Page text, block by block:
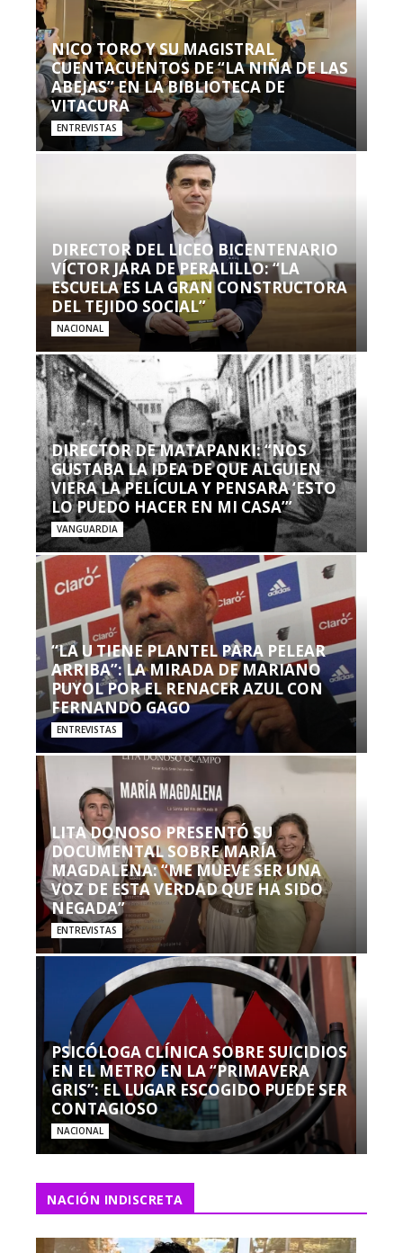
NICO TORO Y SU MAGISTRAL
CUENTACUENTOS DE “LA NIÑA DE LAS
ABEJAS” EN LA BIBLIOTECA DE
VITACURA
ENTREVISTAS
DIRECTOR DEL LICEO BICENTENARIO
VÍCTOR JARA DE PERALILLO: “LA
ESCUELA ES LA GRAN CONSTRUCTORA
DEL TEJIDO SOCIAL”
NACIONAL
DIRECTOR DE MATAPANKI: “NOS
GUSTABA LA IDEA DE QUE ALGUIEN
VIERA LA PELÍCULA Y PENSARA ‘ESTO
LO PUEDO HACER EN MI CASA’”
VANGUARDIA
“LA U TIENE PLANTEL PARA PELEAR
ARRIBA”: LA MIRADA DE MARIANO
PUYOL POR EL RENACER AZUL CON
FERNANDO GAGO
ENTREVISTAS
LITA DONOSO PRESENTÓ SU
DOCUMENTAL SOBRE MARÍA
MAGDALENA: “ME MUEVE SER UNA
VOZ DE ESTA VERDAD QUE HA SIDO
NEGADA”
ENTREVISTAS
PSICÓLOGA CLÍNICA SOBRE SUICIDIOS
EN EL METRO EN LA “PRIMAVERA
GRIS”: EL LUGAR ESCOGIDO PUEDE SER
CONTAGIOSO
NACIONAL
NACIÓN INDISCRETA